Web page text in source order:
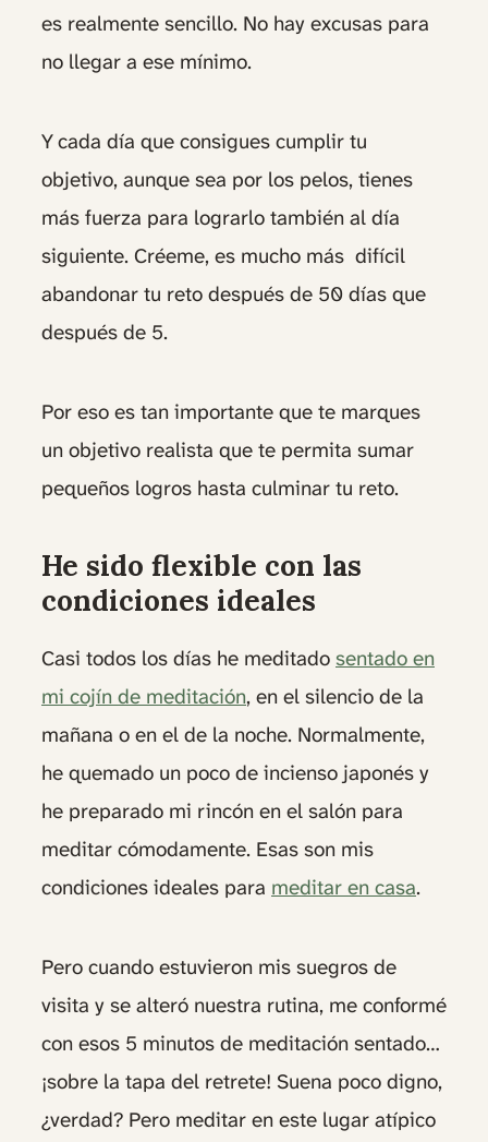
es realmente sencillo. No hay excusas para
no llegar a ese mínimo.
Y cada día que consigues cumplir tu
objetivo, aunque sea por los pelos, tienes
más fuerza para lograrlo también al día
siguiente. Créeme, es mucho más difícil
abandonar tu reto después de 50 días que
después de 5.
Por eso es tan importante que te marques
un objetivo realista que te permita sumar
pequeños logros hasta culminar tu reto.
He sido flexible con las
condiciones ideales
Casi todos los días he meditado sentado en
mi cojín de meditación, en el silencio de la
mañana o en el de la noche. Normalmente,
he quemado un poco de incienso japonés y
he preparado mi rincón en el salón para
meditar cómodamente. Esas son mis
condiciones ideales para meditar en casa.
Pero cuando estuvieron mis suegros de
visita y se alteró nuestra rutina, me conformé
con esos 5 minutos de meditación sentado…
¡sobre la tapa del retrete! Suena poco digno,
¿verdad? Pero meditar en este lugar atípico